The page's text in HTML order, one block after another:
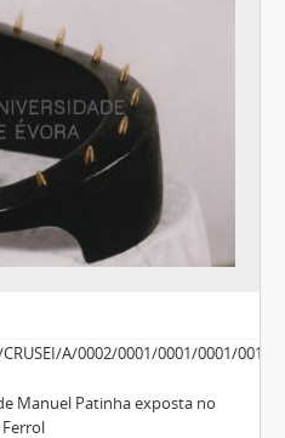
A/0002/0001/0001/0001/0019
Manuel Patinha exposta no